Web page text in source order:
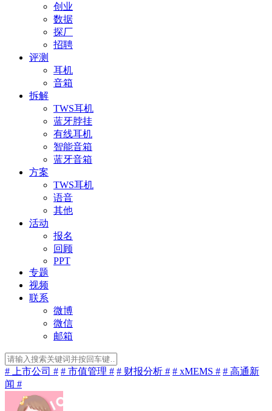
创业
数据
探厂
招聘
评测
耳机
音箱
拆解
TWS耳机
蓝牙脖挂
有线耳机
智能音箱
蓝牙音箱
方案
TWS耳机
语音
其他
活动
报名
回顾
PPT
专题
视频
联系
微博
微信
邮箱
# 上市公司 # # 市值管理 # # 财报分析 # # xMEMS # # 高通新
闻 #